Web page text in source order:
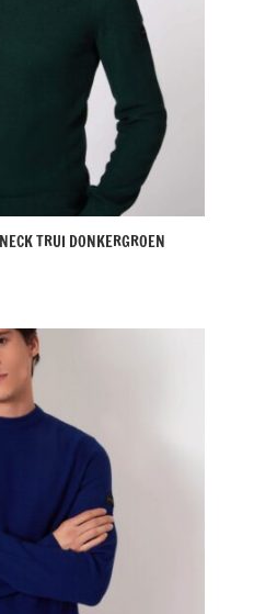
TRUI DONKERGROEN